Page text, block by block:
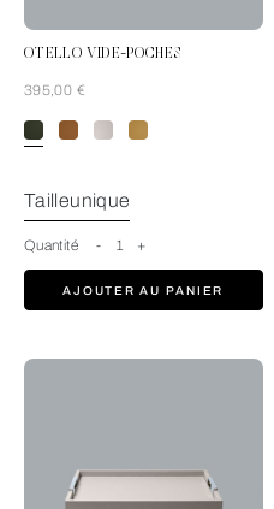
OTELLO VIDE-POCHES
395,00 €
Tailleunique
Quantité - 1 +
AJOUTER AU PANIER